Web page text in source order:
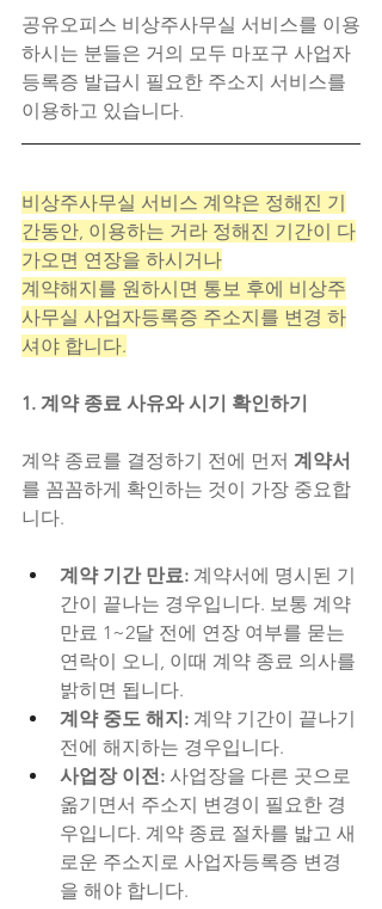
공유오피스 비상주사무실 서비스를 이용
하시는 분들은 거의 모두 마포구 사업자
등록증 발급시 필요한 주소지 서비스를
이용하고 있습니다.
비상주사무실 서비스 계약은 정해진 기
간동안, 이용하는 거라 정해진 기간이 다
가오면 연장을 하시거나
계약해지를 원하시면 통보 후에 비상주
사무실 사업자등록증 주소지를 변경 하
셔야 합니다.
1. 계약 종료 사유와 시기 확인하기
계약 종료를 결정하기 전에 먼저 계약서
를 꼼꼼하게 확인하는 것이 가장 중요합
니다.
계약 기간 만료: 계약서에 명시된 기
간이 끝나는 경우입니다. 보통 계약
만료 1~2달 전에 연장 여부를 묻는
연락이 오니, 이때 계약 종료 의사를
밝히면 됩니다.
계약 중도 해지: 계약 기간이 끝나기
전에 해지하는 경우입니다.
사업장 이전: 사업장을 다른 곳으로
옮기면서 주소지 변경이 필요한 경
우입니다. 계약 종료 절차를 밟고 새
로운 주소지로 사업자등록증 변경
을 해야 합니다.